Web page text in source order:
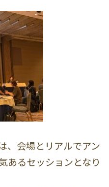
、会場とリアルでアン
あるセッションとなり